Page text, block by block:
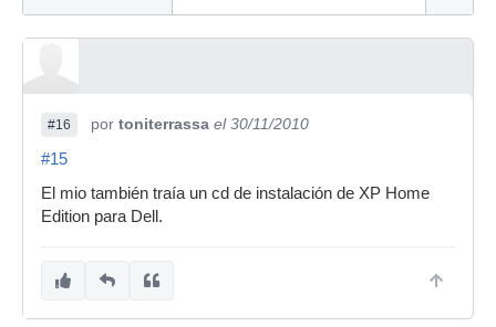
#16 por toniterrassa el 30/11/2010
#15
El mio también traía un cd de instalación de XP Home
Edition para Dell.